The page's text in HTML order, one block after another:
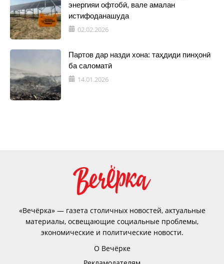
энергияи офтобӣ, вале амалан
истифоданашуда
02.02.2026
Партов дар назди хона: таҳдиди пинҳонӣ
ба саломатӣ
14.01.2026
«Вечёрка» — газета столичных новостей, актуальные
материалы, освещающие социальные проблемы,
экономические и политические новости.
О Вечёрке